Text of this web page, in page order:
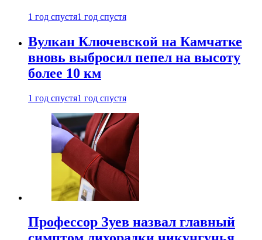
1 год спустя1 год спустя
Вулкан Ключевской на Камчатке
вновь выбросил пепел на высоту
более 10 км
1 год спустя1 год спустя
Профессор Зуев назвал главный